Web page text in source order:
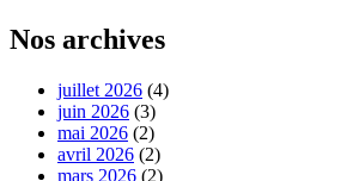
Nos archives
juillet 2026 (4)
juin 2026 (3)
mai 2026 (2)
avril 2026 (2)
mars 2026 (2)